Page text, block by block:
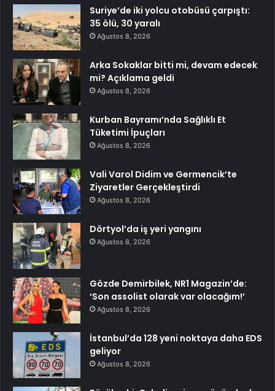
Suriye’de iki yolcu otobüsü çarpıştı:
35 ölü, 30 yaralı
Ağustos 8, 2026
Arka Sokaklar bitti mi, devam edecek
mi? Açıklama geldi
Ağustos 8, 2026
Kurban Bayramı’nda Sağlıklı Et
Tüketimi İpuçları
Ağustos 8, 2026
Vali Varol Didim ve Germencik’te
Ziyaretler Gerçekleştirdi
Ağustos 8, 2026
Dörtyol’da iş yeri yangını
Ağustos 8, 2026
Gözde Demirbilek, NR1 Magazin’de:
‘Son assolist olarak var olacağım!’
Ağustos 8, 2026
İstanbul’da 128 yeni noktaya daha EDS
geliyor
Ağustos 8, 2026